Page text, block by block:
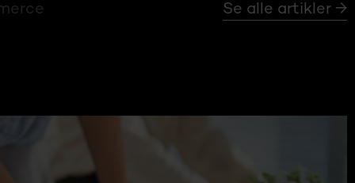
Se alle artikler →